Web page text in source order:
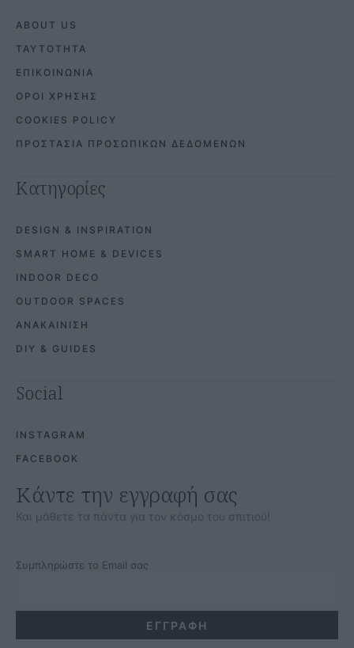
ABOUT US
ΤΑΥΤΟΤΗΤΑ
ΕΠΙΚΟΙΝΩΝΙΑ
ΟΡΟΙ ΧΡΗΣΗΣ
COOKIES POLICY
ΠΡΟΣΤΑΣΙΑ ΠΡΟΣΩΠΙΚΩΝ ΔΕΔΟΜΕΝΩΝ
Κατηγορίες
DESIGN & INSPIRATION
SMART HOME & DEVICES
INDOOR DECO
OUTDOOR SPACES
ΑΝΑΚΑΙΝΙΣΗ
DIY & GUIDES
Social
INSTAGRAM
FACEBOOK
Κάντε την εγγραφή σας
Και μάθετε τα πάντα για τον κόσμο του σπιτιού!
Συμπληρώστε το Email σας